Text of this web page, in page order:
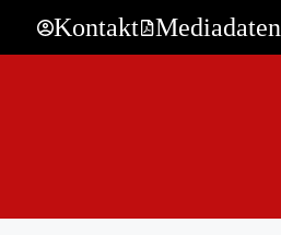
Kontakt Mediadaten